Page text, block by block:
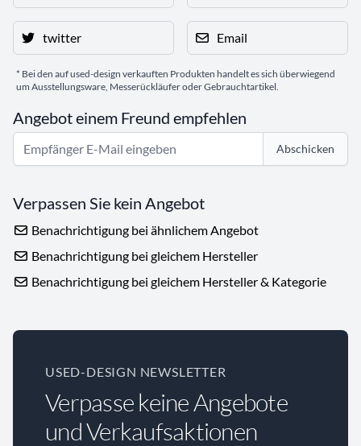
twitter Email
* Bei den auf used-design verkauften Produkten handelt es sich überwiegend
um Ausstellungsware, Messerückläufer oder Gebrauchtartikel.
Angebot einem Freund empfehlen
Abschicken
Verpassen Sie kein Angebot
Benachrichtigung bei ähnlichem Angebot
Benachrichtigung bei gleichem Hersteller
Benachrichtigung bei gleichem Hersteller & Kategorie
USED-DESIGN NEWSLETTER
Verpasse keine Angebote
und Verkaufsaktionen